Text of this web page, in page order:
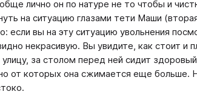
лично он по натуре не то чтобы и
на ситуацию глазами тети Маши
если вы на эту ситуацию увольнения
некрасивую. Вы увидите, как стоит и
за столом перед ней сидит
от которых она сжимается еще больше.